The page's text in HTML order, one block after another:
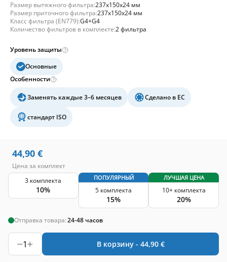
Размер вытяжного фильтра:237x150x24 мм
Размер приточного фильтра:237x150x24 мм
Класс фильтра (EN779):G4+G4
Количество фильтров в комплекте:2 фильтра
Уровень защиты
Основные
Особенности
Заменять каждые 3–6 месяцев Сделано в ЕС
стандарт ISO
44,90 €
Цена за комплект
3 комплекта
10%
ПОПУЛЯРНЫЙ
5 комплекта
15%
ЛУЧШАЯ ЦЕНА
10+ комплекта
20%
Отправка товара:24-48 часов
1 В корзину - 44,90 €